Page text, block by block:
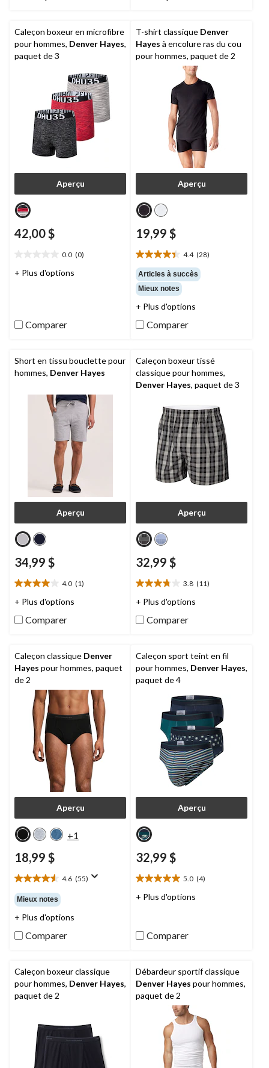
Caleçon boxeur en microfibre
pour hommes, Denver Hayes,
paquet de 3
Aperçu
42,00 $
0.0 (0)
étoile(s)
+ Plus d'options
Comparer
T-shirt classique Denver
Hayes à encolure ras du cou
pour hommes, paquet de 2
Aperçu
19,99 $
4.4 (28)
4.4
étoile(s)
sur
5.
28
Articles à succès
Mieux notes
+ Plus d'options
Comparer
Short en tissu bouclette pour
hommes, Denver Hayes
Aperçu
34,99 $
4.0 (1)
4.0
étoile(s)
5.
+ Plus d'options
Comparer
Caleçon boxeur tissé
classique pour hommes,
Denver Hayes, paquet de 3
Aperçu
32,99 $
3.8 (11)
3.8
étoile(s)
5.
+ Plus d'options
Comparer
Caleçon classique Denver
Hayes pour hommes, paquet
de 2
Aperçu
+1
18,99 $
4.6 (55)
4.6
étoile(s)
sur
5.
55
évaluations
Mieux notes
+ Plus d'options
Comparer
Caleçon sport teint en fil
pour hommes, Denver Hayes,
paquet de 4
Aperçu
32,99 $
5.0 (4)
5.0
étoile(s)
4
évaluations
+ Plus d'options
Comparer
Caleçon boxeur classique
pour hommes, Denver Hayes,
paquet de 2
Débardeur sportif classique
Denver Hayes pour hommes,
paquet de 2